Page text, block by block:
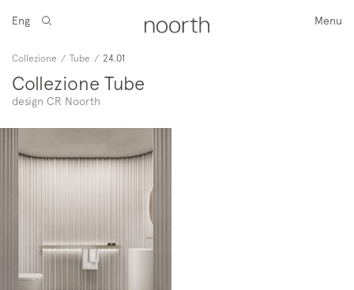
Menu
Eng
Collezione / Tube / 24.01
Collezione Tube
design CR Noorth